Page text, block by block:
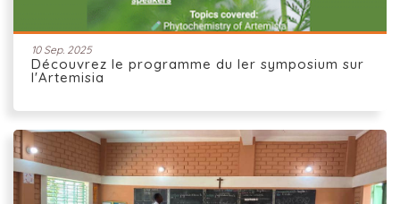
10 Sep. 2025
Découvrez le programme du Ier symposium sur
l'Artemisia